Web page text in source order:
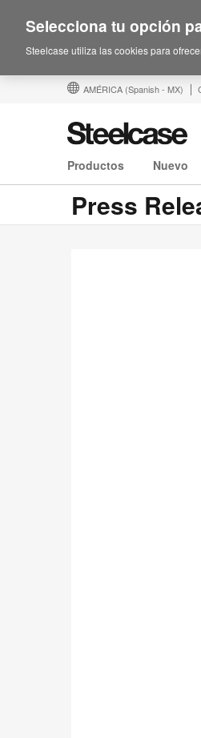
AMÉRICA (Spanish - MX)
Productos Nuevo
Press
Selecciona tu opción
Steelcase utiliza las cookies para